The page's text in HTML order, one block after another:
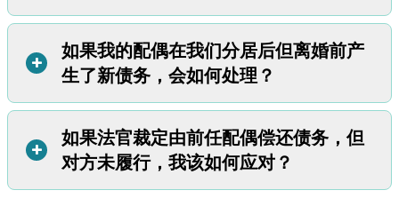
如果夫妻双方无法就债务分割达成一致，那么法官将根据俄
勒冈州的法律为他们做出裁决。在大多数情况下，即便债务
只以一方名义产生，夫妻双方也要共同承担债务责任。债务
法官会尽量以公平且切实可行的方式分配债务。以下是一些
可能出现的情况：
如果债务与特定财产相关联，比如汽车贷款，那么通常获得
如果我的配偶在我们分居后但离婚前产
生了新债务，会如何处理？
+
大多数法官不会要求您承担配偶在分居后新增的债务。
如果法官裁定由前任配偶偿还债务，但
对方未履行，我该如何应对？
+